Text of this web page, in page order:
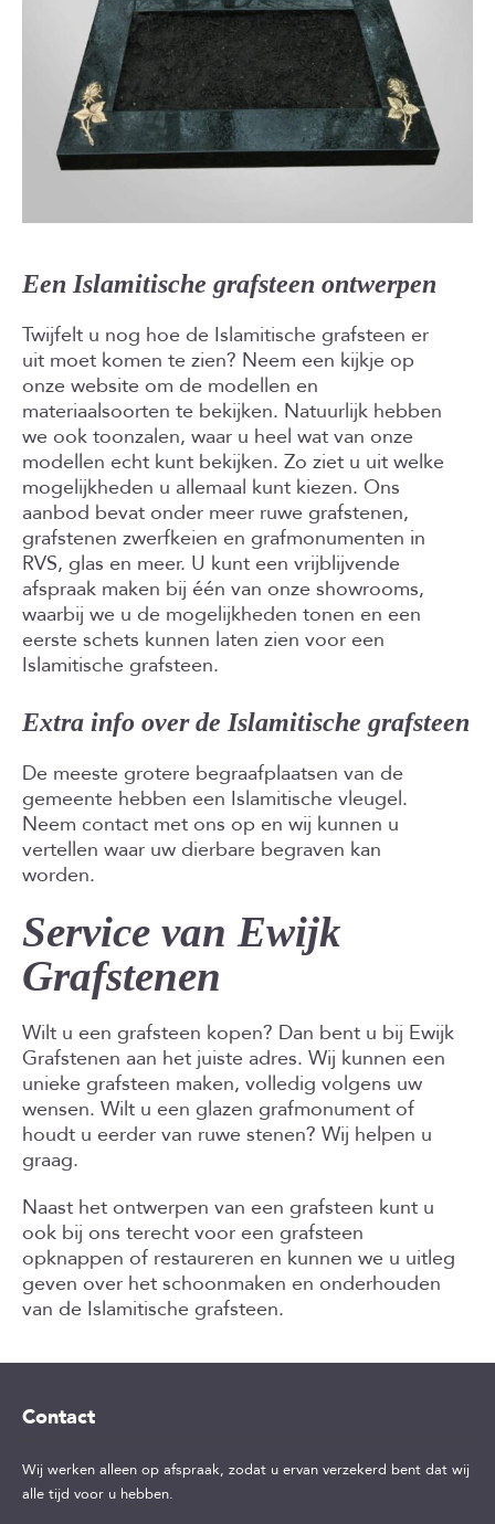
Een Islamitische grafsteen ontwerpen
Twijfelt u nog hoe de Islamitische grafsteen er
uit moet komen te zien? Neem een kijkje op
onze website om de modellen en
materiaalsoorten te bekijken. Natuurlijk hebben
we ook toonzalen, waar u heel wat van onze
modellen echt kunt bekijken. Zo ziet u uit welke
mogelijkheden u allemaal kunt kiezen. Ons
aanbod bevat onder meer ruwe grafstenen,
grafstenen zwerfkeien en grafmonumenten in
RVS, glas en meer. U kunt een vrijblijvende
afspraak maken bij één van onze showrooms,
waarbij we u de mogelijkheden tonen en een
eerste schets kunnen laten zien voor een
Islamitische grafsteen.
Extra info over de Islamitische grafsteen
De meeste grotere begraafplaatsen van de
gemeente hebben een Islamitische vleugel.
Neem contact met ons op en wij kunnen u
vertellen waar uw dierbare begraven kan
worden.
Service van Ewijk
Grafstenen
Wilt u een grafsteen kopen? Dan bent u bij Ewijk
Grafstenen aan het juiste adres. Wij kunnen een
unieke grafsteen maken, volledig volgens uw
wensen. Wilt u een glazen grafmonument of
houdt u eerder van ruwe stenen? Wij helpen u
graag.
Naast het ontwerpen van een grafsteen kunt u
ook bij ons terecht voor een grafsteen
opknappen of restaureren en kunnen we u uitleg
geven over het schoonmaken en onderhouden
van de Islamitische grafsteen.
Contact
Wij werken alleen op afspraak, zodat u ervan verzekerd bent dat wij
alle tijd voor u hebben.